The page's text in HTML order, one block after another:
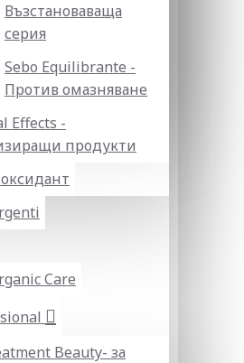
Възстановаваща
серия
Sebo Equilibrante -
Против омазняване
Effects -
продукти
Care
Beauty- за